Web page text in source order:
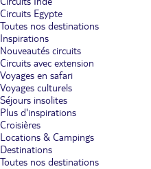
Circuits Egypte
Toutes nos destinations
Inspirations
Nouveautés circuits
Circuits avec extension
Voyages en safari
Voyages culturels
Séjours insolites
Plus d'inspirations
Croisières
Locations & Campings
Destinations
Toutes nos destinations